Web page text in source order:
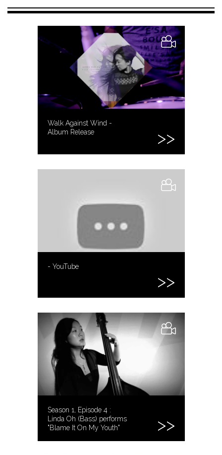
Walk Against Wind -
Album Release
- YouTube
Season 1, Episode 4 :
Linda Oh (Bass) performs
"Blame It On My Youth"